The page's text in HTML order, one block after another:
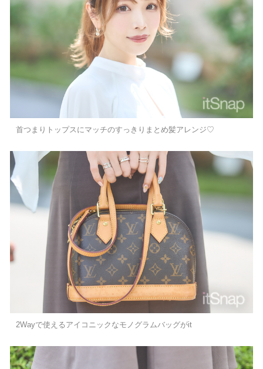
首つまりトップスにマッチのすっきりまとめ髪アレンジ♡
2Wayで使えるアイコニックなモノグラムバッグがit